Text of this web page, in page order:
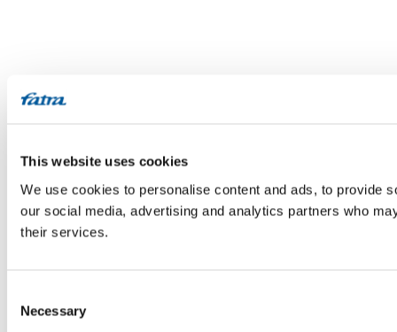
This website uses cookies
We use cookies to personalise content and ads, to provide
our social media, advertising and analytics partners who
their services.
Selection
Necessary